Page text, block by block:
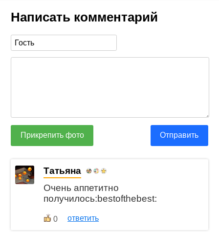
Написать комментарий
Прикрепить фото Отправить
Татьяна
Очень аппетитно
получилось:bestofthebest:
0 ответить